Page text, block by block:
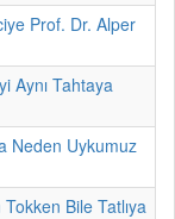
Prof. Dr. Alper
Aynı Tahtaya
Neden Uykumuz
Bile Tatlıya